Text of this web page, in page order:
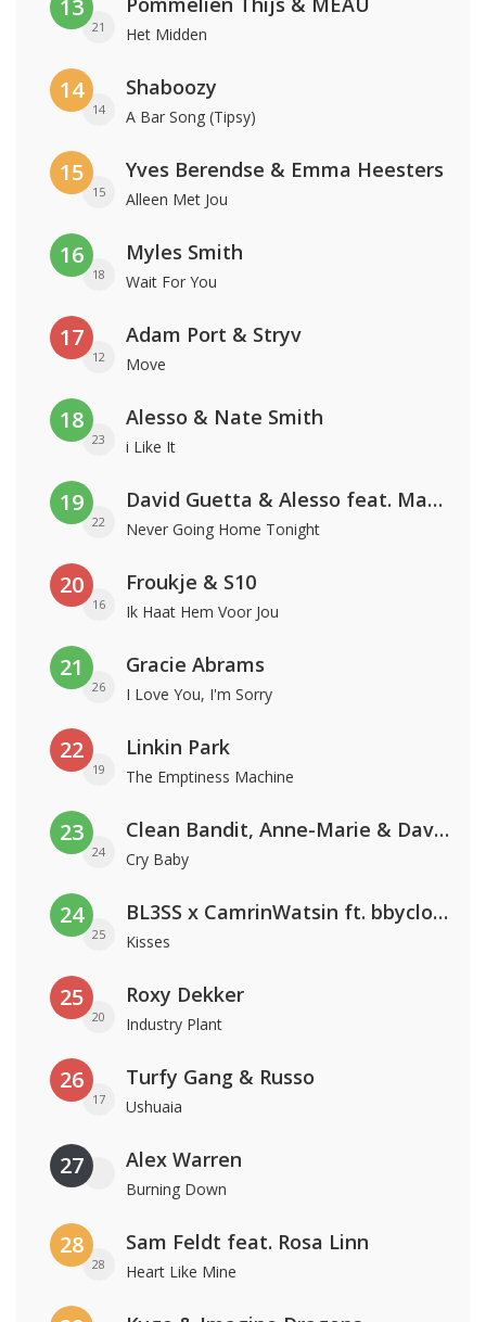
13
21 Het Midden
14
14
Shaboozy
A Bar Song (Tipsy)
15
15
Yves Berendse & Emma Heesters
Alleen Met Jou
16
18
Myles Smith
Wait For You
17
12
Adam Port & Stryv
Move
18
23
Alesso & Nate Smith
i Like It
19
22
David Guetta & Alesso feat. Madison Love
Never Going Home Tonight
20
16
Froukje & S10
Ik Haat Hem Voor Jou
21
26
Gracie Abrams
I Love You, I'm Sorry
22
19
Linkin Park
The Emptiness Machine
23
24
Clean Bandit, Anne-Marie & David Guetta
Cry Baby
24
25
BL3SS x CamrinWatsin ft. bbyclose
Kisses
25
20
Roxy Dekker
Industry Plant
26
17
Turfy Gang & Russo
Ushuaia
27 Alex Warren
Burning Down
28
28
Sam Feldt feat. Rosa Linn
Heart Like Mine